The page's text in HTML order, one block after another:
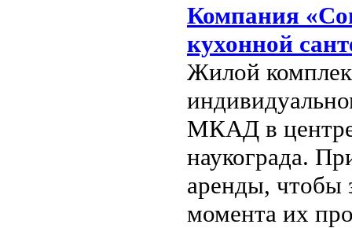
Компания
кухонной
Жилой
МКАД в центре
наукограда.
аренды, чтобы
момента их